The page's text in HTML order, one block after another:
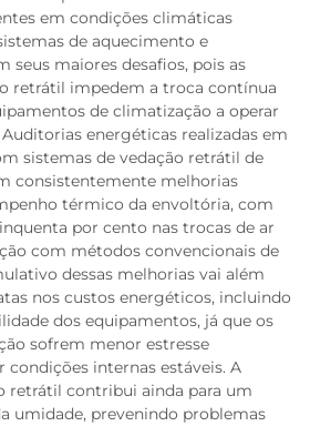
em condições climáticas
de aquecimento e
seus maiores desafios, pois as
retrátil impedem a troca contínua
de climatização a operar
energéticas realizadas em
sistemas de vedação retrátil de
consistentemente melhorias
térmico da envoltória, com
por cento nas trocas de ar
com métodos convencionais de
dessas melhorias vai além
nos custos energéticos, incluindo
dos equipamentos, já que os
sofrem menor estresse
condições internas estáveis. A
retrátil contribui ainda para um
umidade, prevenindo problemas